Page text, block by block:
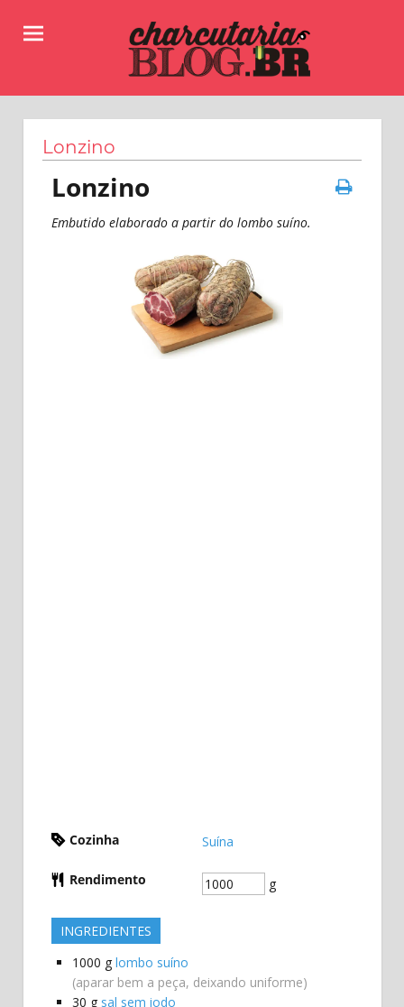
informações
como
linguiças,
Lonzino
Lonzino
Embutido elaborado a partir do lombo suíno.
Cozinha Suína
Rendimento g
INGREDIENTES
1000 g lombo suíno
(aparar bem a peça, deixando uniforme)
30 g sal sem iodo